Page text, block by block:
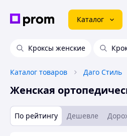
Каталог
Кроксы женские
Каталог товаров Даго Стиль
Женская
По рейтингу Дешевле